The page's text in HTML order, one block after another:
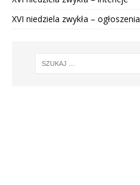
XVI niedziela zwykła – ogłoszenia